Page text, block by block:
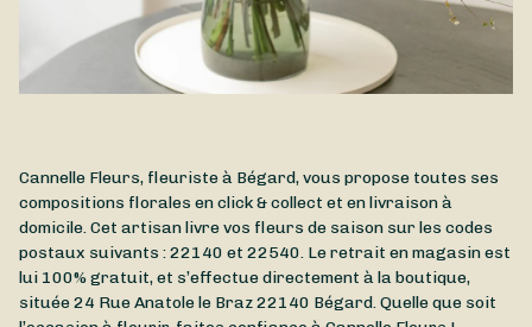
Cannelle Fleurs, fleuriste à Bégard, vous propose toutes ses
compositions florales en click & collect et en livraison à
domicile. Cet artisan livre vos fleurs de saison sur les codes
postaux suivants : 22140 et 22540. Le retrait en magasin est
lui 100% gratuit, et s’effectue directement à la boutique,
située24 Rue Anatole le Braz22140 Bégard. Quelle que soit